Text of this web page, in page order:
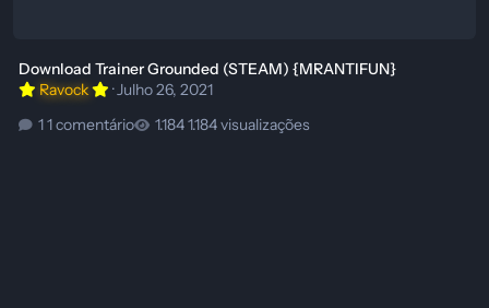
Download Trainer Grounded (STEAM) {MRANTIFUN}
Ravock
·Julho 26, 2021
1 comentário
1.184 visualizações